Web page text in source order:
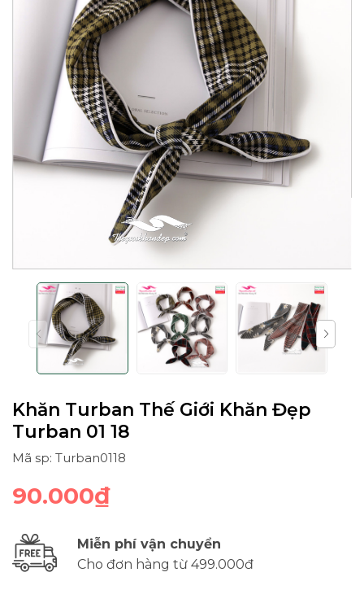
Khăn Turban Thế Giới Khăn Đẹp
Turban 01 18
Mã sp: Turban0118
90.000₫
Miễn phí vận chuyển
Cho đơn hàng từ 499.000đ